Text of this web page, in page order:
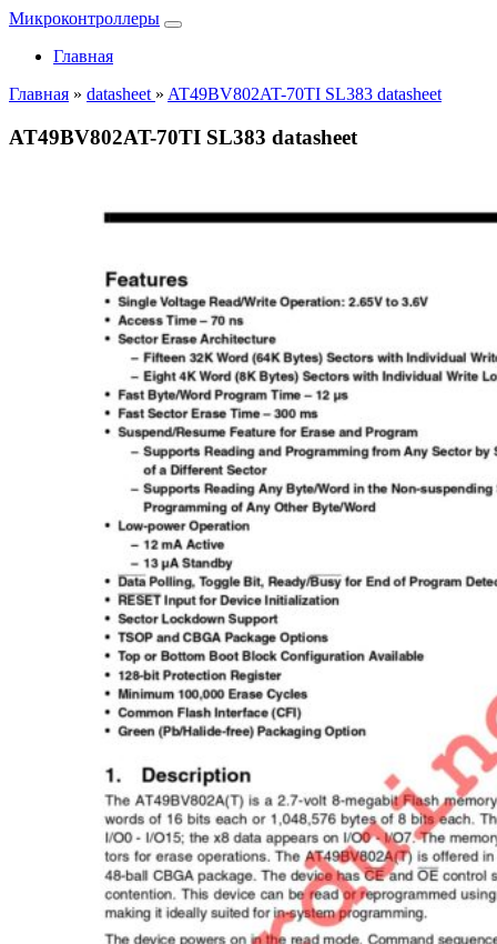
Микроконтроллеры
Главная
Главная » datasheet » AT49BV802AT-70TI SL383 datasheet
AT49BV802AT-70TI SL383 datasheet